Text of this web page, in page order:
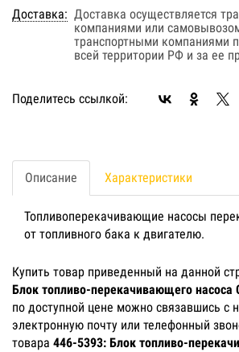
Доставка: Доставка осуществляется
компаниями или
транспортными компаниями
всей территории РФ и за ее
Поделитесь ссылкой:
Описание Характеристики
Топливоперекачивающие насосы
от топливного бака к двигателю.
Купить товар приведенный на данной
Блок топливо-перекачивающего насоса
по доступной цене можно связавшись с
электронную почту или телефонный
товара 446-5393: Блок топливо-